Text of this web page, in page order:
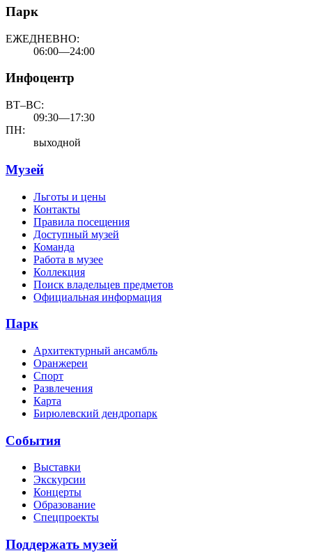
Парк
ЕЖЕДНЕВНО:
06:00—24:00
Инфоцентр
ВТ–ВС:
09:30—17:30
ПН:
выходной
Музей
Льготы и цены
Контакты
Правила посещения
Доступный музей
Команда
Работа в музее
Коллекция
Поиск владельцев предметов
Официальная информация
Парк
Архитектурный ансамбль
Оранжереи
Спорт
Развлечения
Карта
Бирюлевский дендропарк
События
Выставки
Экскурсии
Концерты
Образование
Спецпроекты
Поддержать музей